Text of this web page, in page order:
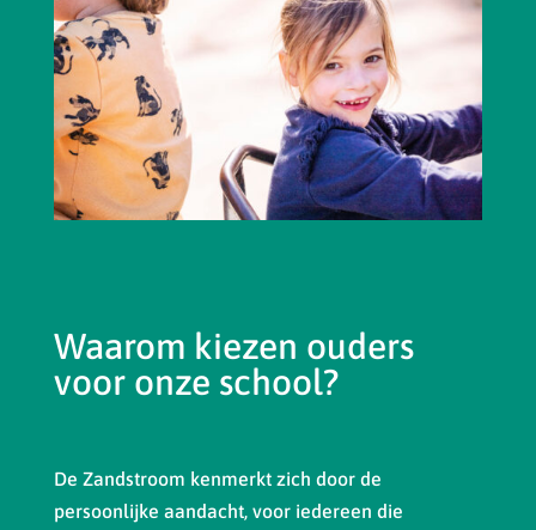
Waarom kiezen ouders
voor onze school?
De Zandstroom kenmerkt zich door de
persoonlijke aandacht, voor iedereen die